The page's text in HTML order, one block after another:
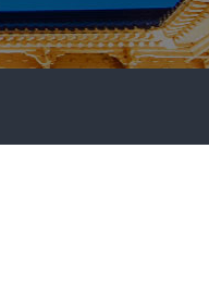
취업진로상담
진로